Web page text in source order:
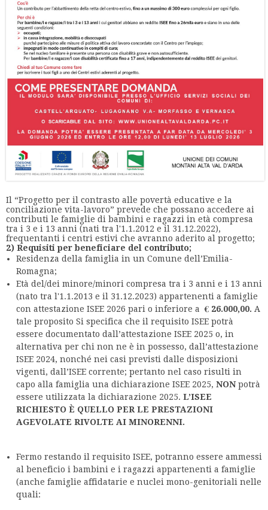
Il “Progetto per il contrasto alle povertà educative e la
conciliazione vita-lavoro” prevede che possano accedere ai
contributi le famiglie di bambini e ragazzi in età compresa
tra i 3 e i 13 anni (nati tra l'1.1.2012 e il 31.12.2022),
frequentanti i centri estivi che avranno aderito al progetto;
2) Requisiti per beneficiare del contributo;
Residenza della famiglia in un Comune dell’Emilia-
Romagna;
Età del/dei minore/minori compresa tra i 3 anni e i 13 anni
(nato tra l'1.1.2013 e il 31.12.2023) appartenenti a famiglie
con attestazione ISEE 2026 pari o inferiore a€ 26.000,00. A
tale proposito Si specifica che il requisito ISEE potrà
essere documentato dall’attestazione ISEE 2025 o, in
alternativa per chi non ne è in possesso, dall’attestazione
ISEE 2024, nonché nei casi previsti dalle disposizioni
vigenti, dall’ISEE corrente; pertanto nel caso risulti in
capo alla famiglia una dichiarazione ISEE 2025, NONpotrà
essere utilizzata la dichiarazione 2025. L’ISEE
RICHIESTO È QUELLO PER LE PRESTAZIONI
AGEVOLATE RIVOLTE AI MINORENNI.
Fermo restando il requisito ISEE, potranno essere ammessi
al beneficio i bambini e i ragazzi appartenenti a famiglie
(anche famiglie affidatarie e nuclei mono-genitoriali nelle
quali: